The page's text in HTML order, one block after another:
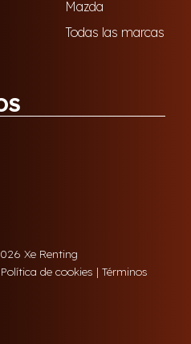
Mazda
Todas las marcas
Xe Renting
Política de cookies | Términos